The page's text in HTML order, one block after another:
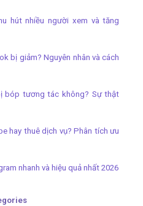
hút nhiều người xem và tăng
bị giảm? Nguyên nhân và cách
bóp tương tác không? Sự thật
hay thuê dịch vụ? Phân tích ưu
nhanh và hiệu quả nhất 2026